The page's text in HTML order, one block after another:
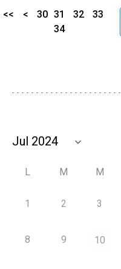
<< < 30 31 32
33
34
L M M
1 2 3
8 9 10